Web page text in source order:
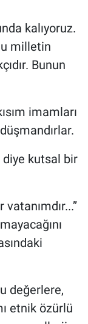
kalıyoruz.
milletin
Bunun
imamları
diye kutsal bir
değerlere,
etnik özürlü